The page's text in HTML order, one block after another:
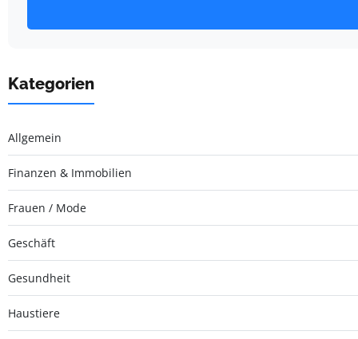
Kategorien
Allgemein
Finanzen & Immobilien
Frauen / Mode
Geschäft
Gesundheit
Haustiere